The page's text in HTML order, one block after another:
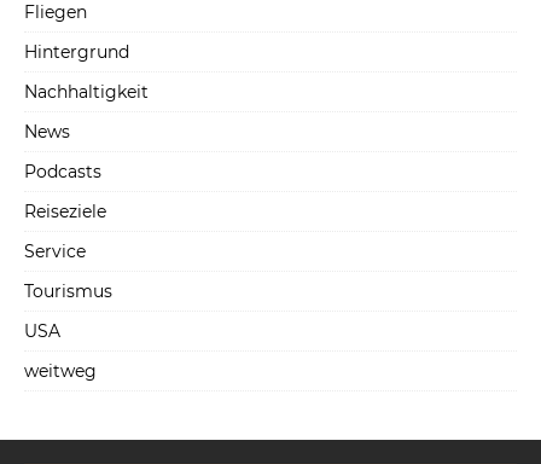
Fliegen
Hintergrund
Nachhaltigkeit
News
Podcasts
Reiseziele
Service
Tourismus
USA
weitweg